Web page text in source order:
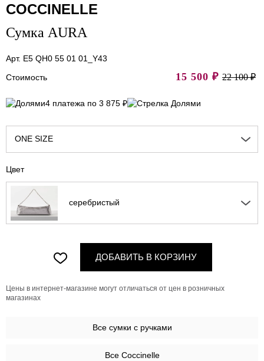
COCCINELLE
Сумка AURA
Арт. E5 QH0 55 01 01_Y43
Стоимость
15 500 ₽ 22 100 ₽
4 платежа по 3 875 ₽
ONE SIZE
Цвет
серебристый
ДОБАВИТЬ В КОРЗИНУ
Цены в интернет-магазине могут отличаться от цен в розничных
магазинах
Все сумки с ручками
Все Coccinelle